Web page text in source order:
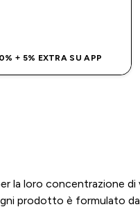
+ 5% EXTRA SU APP
la loro concentrazione
prodotto è formulato